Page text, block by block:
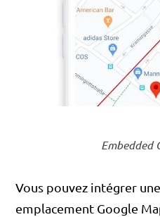
Embedded
Vous pouvez intégrer
emplacement Google